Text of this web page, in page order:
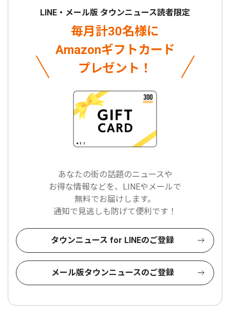
LINE・メール版 タウンニュース読者限定
毎月計30名様に
Amazonギフトカード
プレゼント！
あなたの街の話題のニュースや
お得な情報などを、LINEやメールで
無料でお届けします。
通知で見逃しも防げて便利です！
タウンニュース for LINEのご登録
メール版タウンニュースのご登録